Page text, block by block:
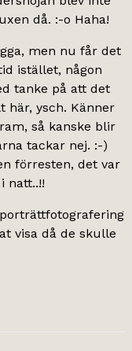
då. :-o Haha!
men nu får det
istället, någon
tanke på att det
här, ysch. Känner
så kanske blir
tackar nej. :-)
förresten, det var
natt..!!
visa då de skulle